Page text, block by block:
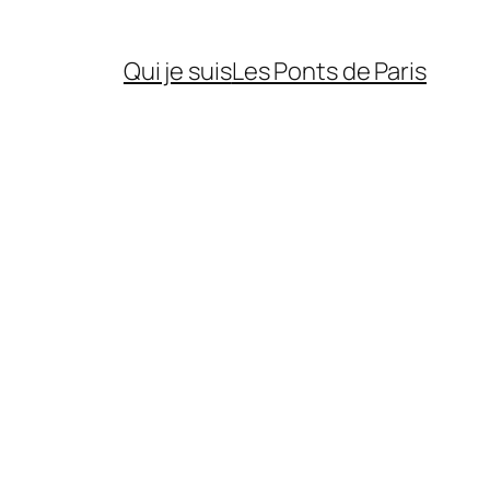
Qui je suisLes Ponts de Paris